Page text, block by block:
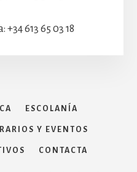
613 65 03 18
ESCOLANÍA
Y EVENTOS
CONTACTA